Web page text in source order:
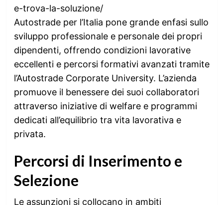
e-trova-la-soluzione/
Autostrade per l’Italia pone grande enfasi sullo
sviluppo professionale e personale dei propri
dipendenti, offrendo condizioni lavorative
eccellenti e percorsi formativi avanzati tramite
l’Autostrade Corporate University. L’azienda
promuove il benessere dei suoi collaboratori
attraverso iniziative di welfare e programmi
dedicati all’equilibrio tra vita lavorativa e
privata.
Percorsi di Inserimento e
Selezione
Le assunzioni si collocano in ambiti